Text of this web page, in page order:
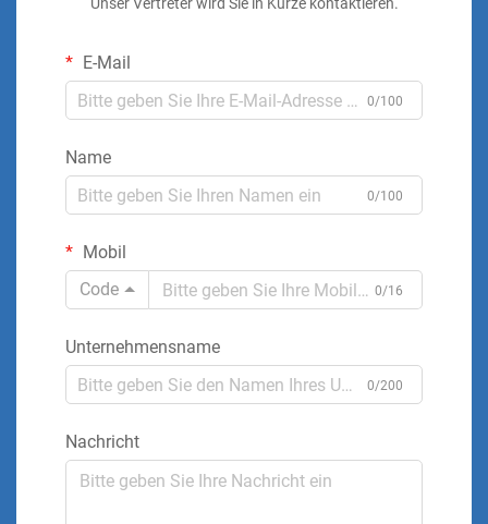
E-Mail
0/100
Name
0/100
Mobil
Code
0/16
Unternehmensname
0/200
Nachricht